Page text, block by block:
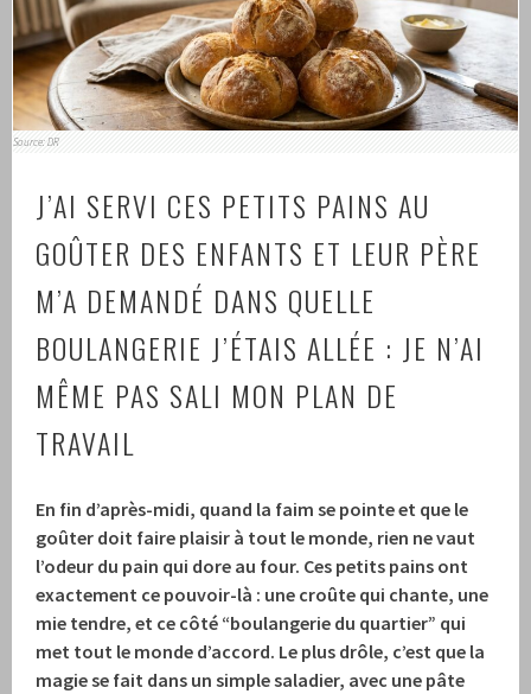
Source: DR
J’AI SERVI CES PETITS PAINS AU
GOÛTER DES ENFANTS ET LEUR PÈRE
M’A DEMANDÉ DANS QUELLE
BOULANGERIE J’ÉTAIS ALLÉE : JE N’AI
MÊME PAS SALI MON PLAN DE
TRAVAIL
En fin d’après-midi, quand la faim se pointe et que le
goûter doit faire plaisir à tout le monde, rien ne vaut
l’odeur du pain qui dore au four. Ces petits pains ont
exactement ce pouvoir-là : une croûte qui chante, une
mie tendre, et ce côté “boulangerie du quartier” qui
met tout le monde d’accord. Le plus drôle, c’est que la
magie se fait dans un simple saladier, avec une pâte